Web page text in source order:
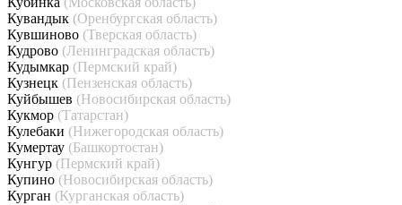
Кувандык (Оренбургская область)
Кувшиново (Тверская область)
Кудрово (Ленинградская область)
Кудымкар (Пермский край)
Кузнецк (Пензенская область)
Куйбышев (Новосибирская область)
Кукмор (Татарстан)
Кулебаки (Нижегородская область)
Кумертау (Башкортостан)
Кунгур (Пермский край)
Купино (Новосибирская область)
Курган (Курганская область)